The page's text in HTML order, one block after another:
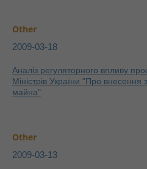
Other
2009-03-18
Аналіз регуляторного впливу
Міністрів України "Про внесення
майна"
Other
2009-03-13